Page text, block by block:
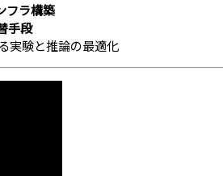
フラ構築
手段
実験と推論の最適化